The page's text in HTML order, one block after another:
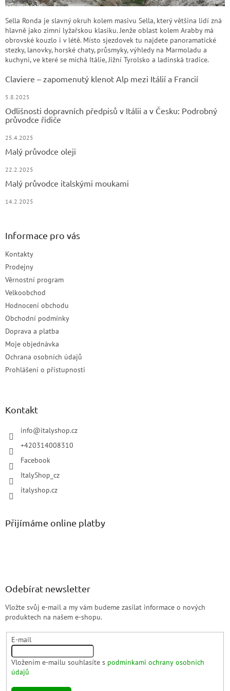
Sella Ronda je slavný okruh kolem masivu Sella, který většina lidí zná
hlavně jako zimní lyžařskou klasiku. Jenže oblast kolem Arabby má
obrovské kouzlo i v létě. Místo sjezdovek tu najdete panoramatické
stezky, lanovky, horské chaty, průsmyky, výhledy na Marmoladu a
kuchyni, ve které se míchá Itálie, Jižní Tyrolsko a ladinská tradice.
Claviere – zapomenutý klenot Alp mezi Itálií a Francií
5.8.2025
Odlišnosti dopravních předpisů v Itálii a v Česku: Podrobný
průvodce řidiče
25.4.2025
Malý průvodce oleji
22.2.2025
Malý průvodce italskými moukami
14.2.2025
Informace pro vás
Kontakty
Prodejny
Věrnostní program
Velkoobchod
Hodnocení obchodu
Obchodní podmínky
Doprava a platba
Moje objednávka
Ochrana osobních údajů
Prohlášení o přístupnosti
Kontakt
info@italyshop.cz
+420314008310
Facebook
ItalyShop_cz
italyshop.cz
Přijímáme online platby
Odebírat newsletter
Vložte svůj e-mail a my vám budeme zasílat informace o nových
produktech na našem e-shopu.
E-mail
Vložením e-mailu souhlasíte s podmínkami ochrany osobních
údajů